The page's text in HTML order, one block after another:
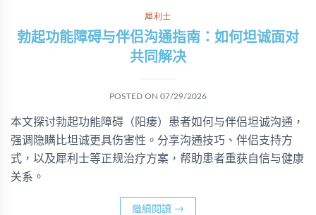
犀利士
勃起功能障碍与伴侣沟通指南：如何坦诚面对
共同解决
POSTED ON 07/29/2026
本文探讨勃起功能障碍（阳痿）患者如何与伴侣坦诚沟通，
强调隐瞒比坦诚更具伤害性。分享沟通技巧、伴侣支持方
式，以及犀利士等正规治疗方案，帮助患者重获自信与健康
关系。
繼續閱讀 →